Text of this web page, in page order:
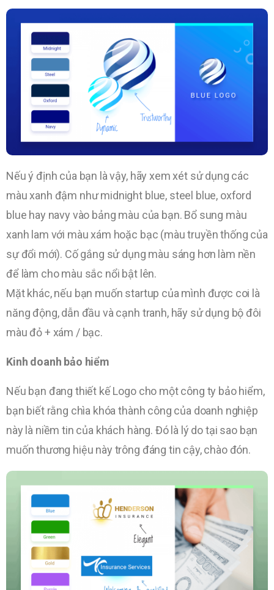
Nếu ý định của bạn là vậy, hãy xem xét sử dụng các
màu xanh đậm như midnight blue, steel blue, oxford
blue hay navy vào bảng màu của bạn. Bổ sung màu
xanh lam với màu xám hoặc bạc (màu truyền thống của
sự đổi mới). Cố gắng sử dụng màu sáng hơn làm nền
để làm cho màu sắc nổi bật lên.
Mặt khác, nếu bạn muốn startup của mình được coi là
năng động, dẫn đầu và cạnh tranh, hãy sử dụng bộ đôi
màu đỏ + xám / bạc.
Kinh doanh bảo hiểm
Nếu bạn đang thiết kế Logo cho một công ty bảo hiểm,
bạn biết rằng chìa khóa thành công của doanh nghiệp
này là niềm tin của khách hàng. Đó là lý do tại sao bạn
muốn thương hiệu này trông đáng tin cậy, chào đón.